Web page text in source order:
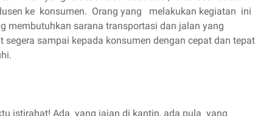
ke konsumen. Orang yang melakukan kegiatan ini
membutuhkan sarana transportasi dan jalan yang
sampai kepada konsumen dengan cepat dan tepat
istirahat! Ada yang jajan di kantin, ada pula yang